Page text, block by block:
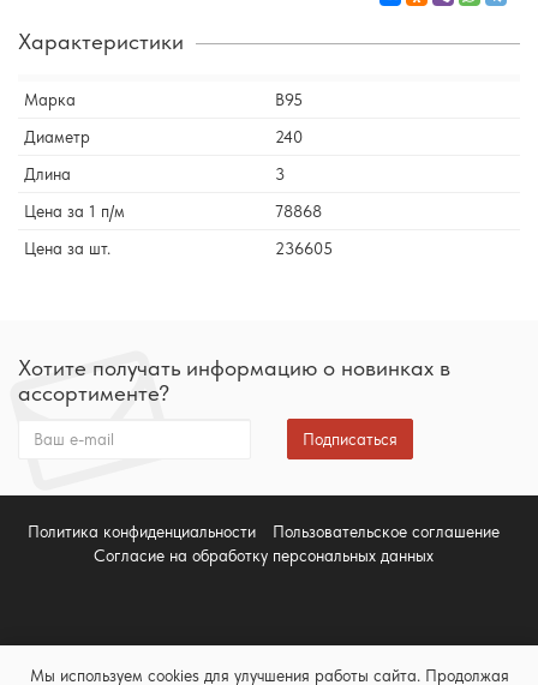
Характеристики
Марка
В95
Диаметр
240
Длина
3
Цена за 1 п/м
78868
Цена за шт.
236605
Хотите получать информацию о новинках в
ассортименте?
Подписаться
Политика конфиденциальности
Пользовательское соглашение
Согласие на обработку персональных данных
Мы используем cookies для улучшения работы сайта. Продолжая